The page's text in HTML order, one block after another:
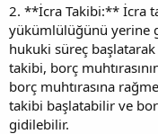
2. **İcra Takibi:** İcra
yükümlülüğünü yerine
hukuki süreç
takibi, borç
borç muhtırasına
takibi başlatabilir ve
gidilebilir.